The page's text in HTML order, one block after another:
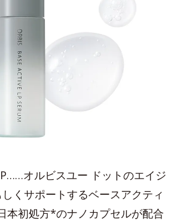
オルビスユー ドットのエイジ
くサポートするベースアクティ
本初処方*のナノカプセルが配合